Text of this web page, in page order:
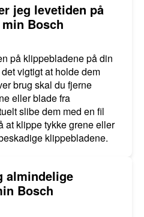
jeg levetiden på
Bosch
på klippebladene på din
vigtigt at holde dem
brug skal du fjerne
eller blade fra
slibe dem med en fil
klippe tykke grene eller
klippebladene.
almindelige
Bosch